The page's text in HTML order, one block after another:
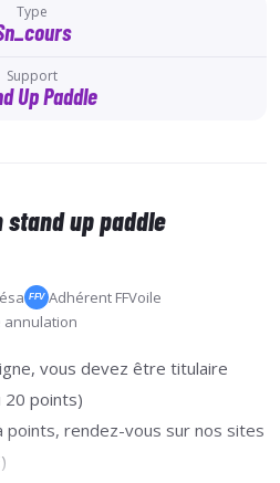
Type
Support
Up Paddle
stand up paddle
FFV Adhérent FFVoile
annulation
vous devez être titulaire
20 points)
points, rendez-vous sur nos sites